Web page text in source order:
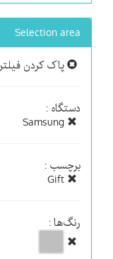
Selection area
پاک کردن فیلتر
دستگاه :
برچسب :
رنگ‌ها :